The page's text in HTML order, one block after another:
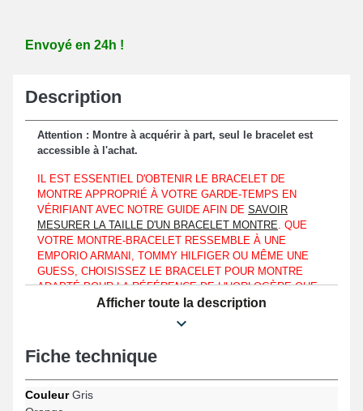
Envoyé en 24h !
Description
Attention : Montre à acquérir à part, seul le bracelet est
accessible à l'achat.
IL EST ESSENTIEL D'OBTENIR LE BRACELET DE
MONTRE APPROPRIÉ À VOTRE GARDE-TEMPS EN
VÉRIFIANT AVEC NOTRE GUIDE AFIN DE SAVOIR
MESURER LA TAILLE D'UN BRACELET MONTRE. QUE
VOTRE MONTRE-BRACELET RESSEMBLE À UNE
EMPORIO ARMANI, TOMMY HILFIGER OU MÊME UNE
GUESS, CHOISISSEZ LE BRACELET POUR MONTRE
ADAPTÉ POUR LA RÉFÉRENCE DE L'HORLOGÈRE QUE
VOUS DÉTENEZ À L'AIDE DE CE GUIDE.
Rattachable précisément à un entrecorne à hauteur d'un boîtier
ardillon argenté assure un mécanisme de fixation rassurant et
Afficher toute la description
Fiche technique
CouleurGris